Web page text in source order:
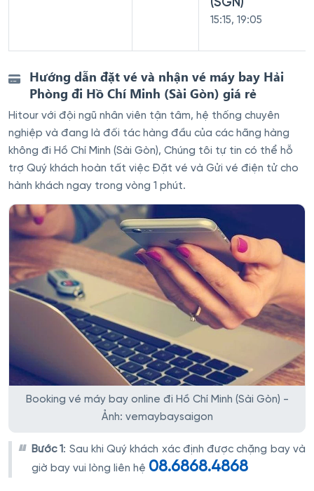
15:15, 19:05
Hướng dẫn đặt vé và nhận vé máy bay Hải
Phòng đi Hồ Chí Minh (Sài Gòn) giá rẻ
Hitour với đội ngũ nhân viên tận tâm, hệ thống chuyên
nghiệp và đang là đối tác hàng đầu của các hãng hàng
không đi Hồ Chí Minh (Sài Gòn), Chúng tôi tự tin có thể hỗ
trợ Quý khách hoàn tất việc Đặt vé và Gửi vé điện tử cho
hành khách ngay trong vòng 1 phút.
Booking vé máy bay online đi Hồ Chí Minh (Sài Gòn) -
Ảnh: vemaybaysaigon
Bước 1: Sau khi Quý khách xác định được chặng bay và
giờ bay vui lòng liên hệ 08.6868.4868